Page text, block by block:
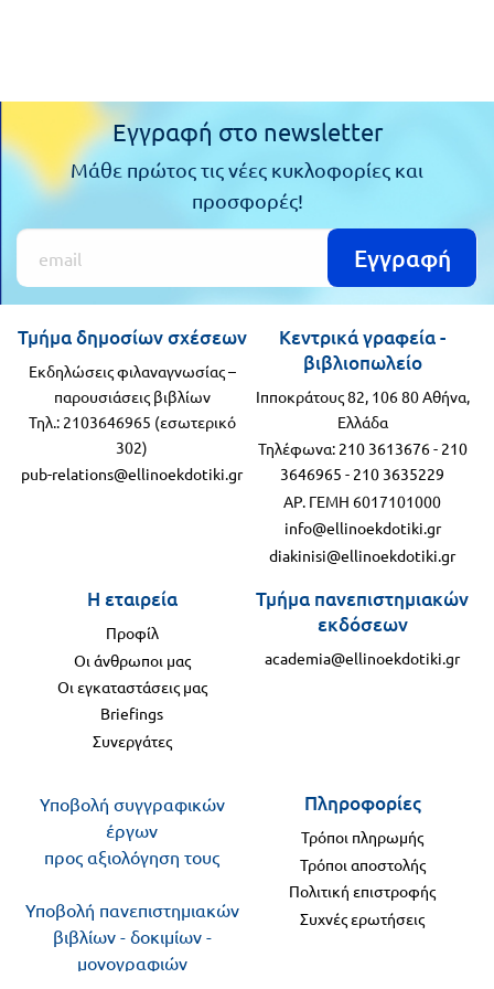
Παζλ και
Επιτραπέζια
Παιχνίδια
το
λύκειο
Εγγραφή στο newsletter
Μάθε πρώτος τις νέες κυκλοφορίες και
προσφορές!
Εγγραφή
Κεντρικά γραφεία -
βιβλιοπωλείο
Ιπποκράτους 82, 106 80 Αθήνα,
Ελλάδα
Τηλέφωνα: 210 3613676- 210
3646965 - 210 3635229
ΑΡ. ΓΕΜΗ 6017101000
info@ellinoekdotiki.gr
diakinisi@ellinoekdotiki.gr
Η εταιρεία
Προφίλ
Οι άνθρωποι μας
Οι εγκαταστάσεις μας
Briefings
Συνεργάτες
Τμήμα δημοσίων σχέσεων
Εκδηλώσεις φιλαναγνωσίας –
παρουσιάσεις βιβλίων
Τηλ.: 2103646965 (εσωτερικό
302)
pub-relations@ellinoekdotiki.gr
Τμήμα πανεπιστημιακών
εκδόσεων
academia@ellinoekdotiki.gr
Πληροφορίες
Τρόποι πληρωμής
Τρόποι αποστολής
Πολιτική επιστροφής
Συχνές ερωτήσεις
Υποβολή συγγραφικών
έργων
προς αξιολόγηση τους
Υποβολή πανεπιστημιακών
βιβλίων - δοκιμίων -
μονογραφιών